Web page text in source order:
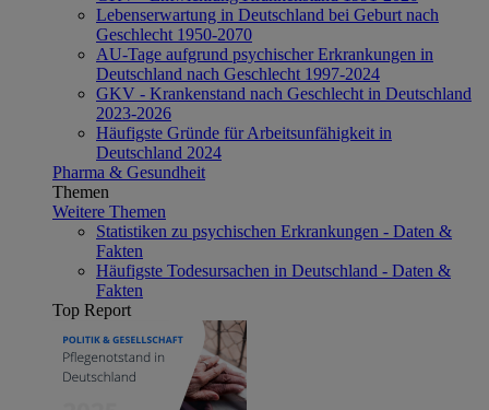
Lebenserwartung in Deutschland bei Geburt nach
Geschlecht 1950-2070
AU-Tage aufgrund psychischer Erkrankungen in
Deutschland nach Geschlecht 1997-2024
GKV - Krankenstand nach Geschlecht in Deutschland
2023-2026
Häufigste Gründe für Arbeitsunfähigkeit in
Deutschland 2024
Pharma & Gesundheit
Themen
Weitere Themen
Statistiken zu psychischen Erkrankungen - Daten &
Fakten
Häufigste Todesursachen in Deutschland - Daten &
Fakten
Top Report